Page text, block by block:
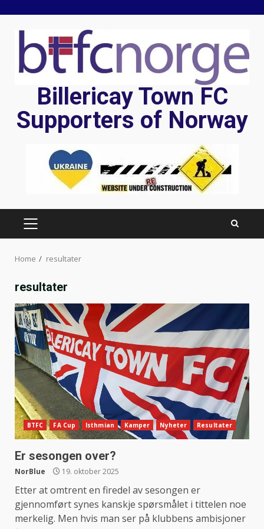
content
Billericay Town FC
Supporters of Norway
PRIMARY
MENU
Home resultater
resultater
BTFC FA Cup Isthmian Kamper Nyheter Resultater
Er sesongen over?
NorBlue 19. oktober 2025
Etter at omtrent en firedel av sesongen er
gjennomført synes kanskje spørsmålet i tittelen noe
merkelig. Men hvis man ser på klubbens ambisjoner